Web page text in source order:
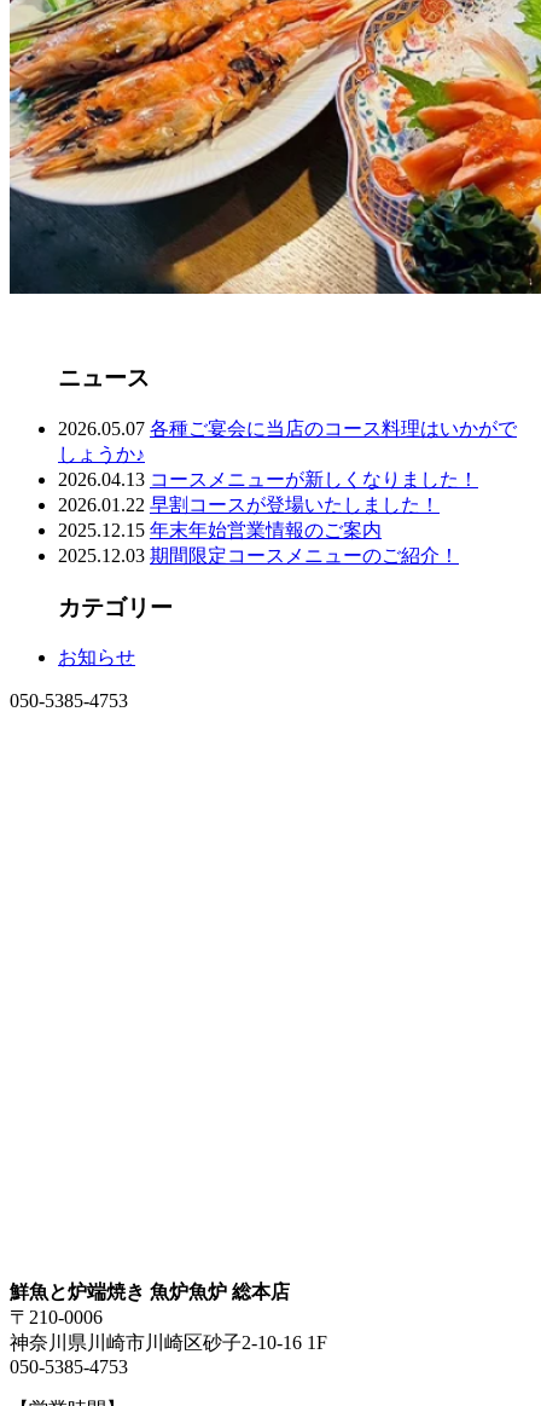
ニュース
2026.05.07 各種ご宴会に当店のコース料理はいかがで
しょうか♪
2026.04.13 コースメニューが新しくなりました！
2026.01.22 早割コースが登場いたしました！
2025.12.15 年末年始営業情報のご案内
2025.12.03 期間限定コースメニューのご紹介！
カテゴリー
お知らせ
050-5385-4753
鮮魚と炉端焼き 魚炉魚炉 総本店
〒210-0006
神奈川県川崎市川崎区砂子2-10-16 1F
050-5385-4753